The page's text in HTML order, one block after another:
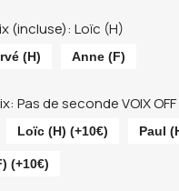
(incluse): Loïc (H)
(H) Anne (F)
Pas de seconde VOIX OFF
Loïc (H) (+10€) Paul
(+10€)